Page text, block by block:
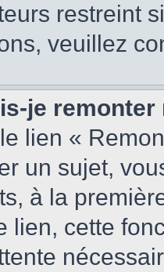
restreint
veuillez
je
lien «
un sujet,
à la
lien, cette